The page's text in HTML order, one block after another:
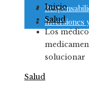
Inversiones
Inicio
Salud
Los
solucionar
Salud